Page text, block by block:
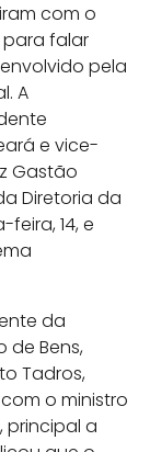
com o
para falar
pela
A
e vice-
Gastão
Diretoria da
14, e
da
de Bens,
Tadros,
o ministro
principal a